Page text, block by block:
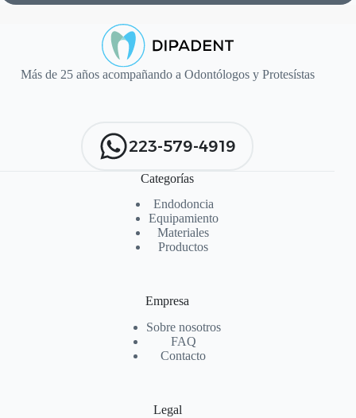
Más de 25 años acompañando a Odontólogos y Protesístas
223-579-4919
Categorías
Endodoncia
Equipamiento
Materiales
Productos
Empresa
Sobre nosotros
FAQ
Contacto
Legal